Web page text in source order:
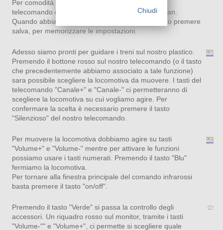
Per comodità suggerisco di scegliere i bottoni del
telecomando con lo stesso identificativo di Railyplan.
Quando abbiamo istruito tutte le funzioni possiamo premere
salva, per memorizzare le impostazioni.
Adesso siamo pronti per guidare i treni sul nostro plastico.
Premendo il bottone rosso sul nostro telecomando (o il tasto
che precedentemente abbiamo associato a tale funzione)
sara possibile scegliere la locomotiva da muovere. I tasti del
telecomando "Canale+" e "Canale-" ci permetteranno di
scegliere la locomotiva su cui vogliamo agire. Per
confermare la scelta è necessario premere il tasto
"Silenzioso" del nostro telecomando.
Per muovere la locomotiva dobbiamo agire su tasti
"Volume+" e "Volume-" mentre per attivare le funzioni
possiamo usare i tasti numerati. Premendo il tasto "Blu"
fermiamo la locomotiva.
Per tornare alla finestra principale del comando infrarossi
basta premere il tasto "on/off".
Premendo il tasto "Verde" si passa la controllo degli
accessori. Un riquadro rosso sul monitor, tramite i tasti
"Volume-"" e "Volume+", ci permette si scegliere quale
Chiudi